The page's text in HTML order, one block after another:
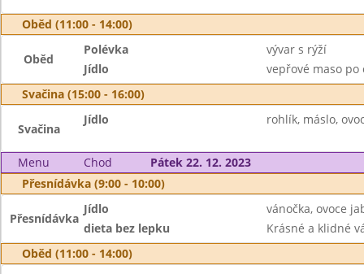
Oběd (11:00 - 14:00)
Oběd
Polévka
vývar s rýží
Jídlo
vepřové maso po
Svačina (15:00 - 16:00)
Svačina
Jídlo rohlík, máslo,
Menu Chod
Pátek 22. 12. 2023
Přesnídávka (9:00 - 10:00)
Přesnídávka
Jídlo
vánočka, ovoce
dieta bez lepku
Krásné a klidné
Oběd (11:00 - 14:00)